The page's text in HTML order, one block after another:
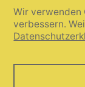
Wir verwenden
verbessern.